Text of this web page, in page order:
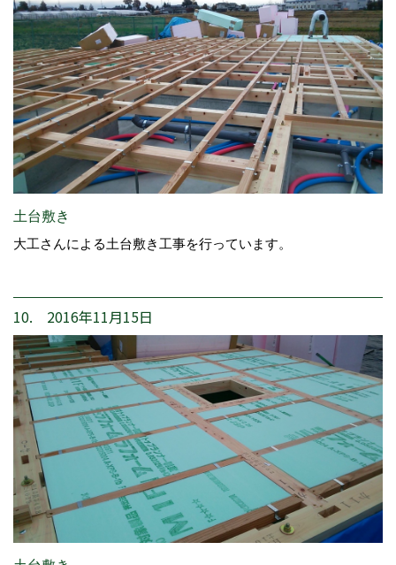
土台敷き
大工さんによる土台敷き工事を行っています。
10. 2016年11月15日